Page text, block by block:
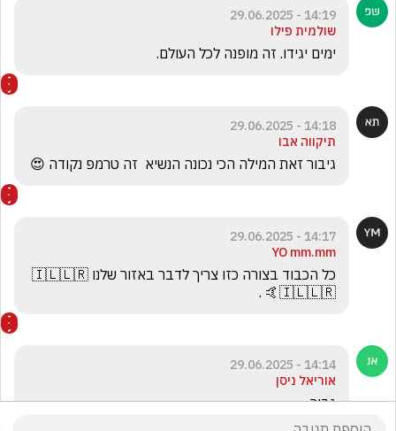
14:19 - 29.06.2025
שולמית פילו
ימים יגידו. זה מופנה לכל העולם.
14:18 - 29.06.2025
תיקווה אבו
גיבור זאת המילה הכי נכונה הנשיא  זה טרמפ נקודה 😍
14:17 - 29.06.2025
YO mm.mm
כל הכבוד בצורה כזו צריך לדבר באזור שלנו 🇮🇱🇱🇷
🇮🇱🇱🇷🤙 .
14:14 - 29.06.2025
אוריאל ניסן
גבור